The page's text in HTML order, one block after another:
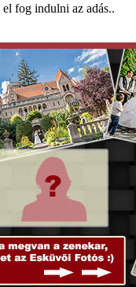
fog indulni az adás..